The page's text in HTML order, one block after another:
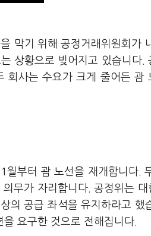
막기 위해 공정거래위원회가
는 상황으로 빚어지고 있습니다.
사는 수요가 크게 줄어든 괌
월부터 괌 노선을 재개합니다.
무가 자리합니다. 공정위는 대
의 공급 좌석을 유지하라고 했
요구한 것으로 전해집니다.